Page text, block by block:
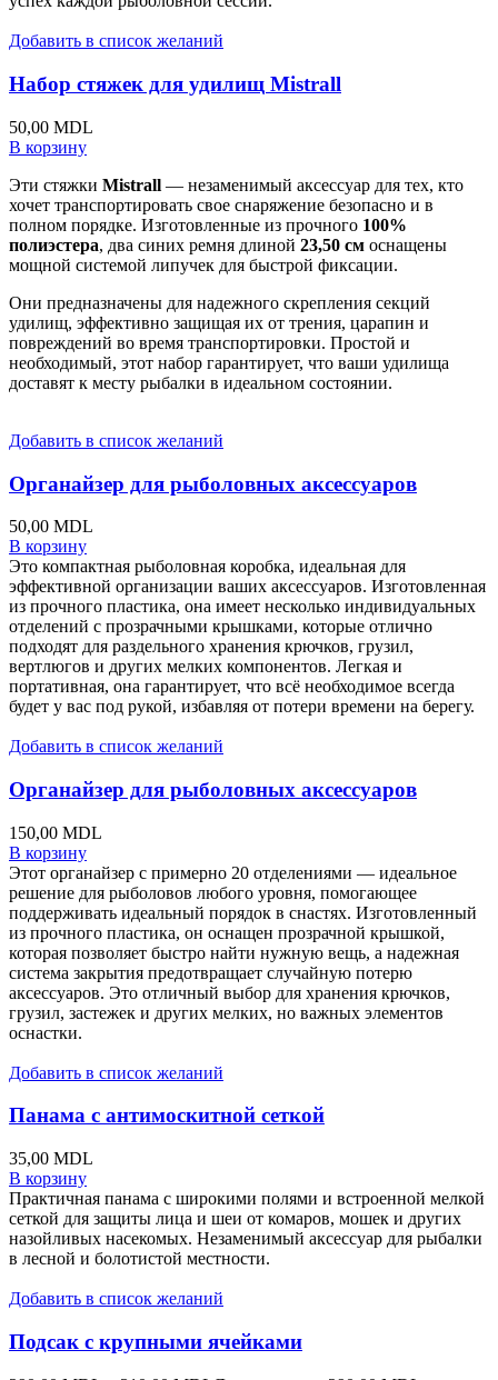
Добавить в список желаний
Набор стяжек для удилищ Mistrall
50,00 MDL
В корзину
Эти стяжки Mistrall — незаменимый аксессуар для тех, кто
хочет транспортировать свое снаряжение безопасно и в
полном порядке. Изготовленные из прочного 100%
полиэстера, два синих ремня длиной 23,50 см оснащены
мощной системой липучек для быстрой фиксации.
Они предназначены для надежного скрепления секций
удилищ, эффективно защищая их от трения, царапин и
повреждений во время транспортировки. Простой и
необходимый, этот набор гарантирует, что ваши удилища
доставят к месту рыбалки в идеальном состоянии.
Добавить в список желаний
Органайзер для рыболовных аксессуаров
50,00 MDL
В корзину
Это компактная рыболовная коробка, идеальная для
эффективной организации ваших аксессуаров. Изготовленная
из прочного пластика, она имеет несколько индивидуальных
отделений с прозрачными крышками, которые отлично
подходят для раздельного хранения крючков, грузил,
вертлюгов и других мелких компонентов. Легкая и
портативная, она гарантирует, что всё необходимое всегда
будет у вас под рукой, избавляя от потери времени на берегу.
Добавить в список желаний
Органайзер для рыболовных аксессуаров
150,00 MDL
В корзину
Этот органайзер с примерно 20 отделениями — идеальное
решение для рыболовов любого уровня, помогающее
поддерживать идеальный порядок в снастях. Изготовленный
из прочного пластика, он оснащен прозрачной крышкой,
которая позволяет быстро найти нужную вещь, а надежная
система закрытия предотвращает случайную потерю
аксессуаров. Это отличный выбор для хранения крючков,
грузил, застежек и других мелких, но важных элементов
оснастки.
Добавить в список желаний
Панама с антимоскитной сеткой
35,00 MDL
В корзину
Практичная панама с широкими полями и встроенной мелкой
сеткой для защиты лица и шеи от комаров, мошек и других
назойливых насекомых. Незаменимый аксессуар для рыбалки
в лесной и болотистой местности.
Добавить в список желаний
Подсак с крупными ячейками